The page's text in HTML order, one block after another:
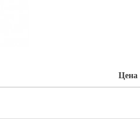
Цена